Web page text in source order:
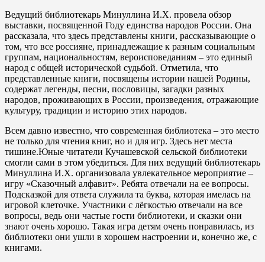
Ведущий библиотекарь Минуллина И.Х. провела обзор
выставки, посвященной Году единства народов России. Она
рассказала, что здесь представлены книги, рассказывающие о
том, что все россияне, принадлежащие к разным социальным
группам, национальностям, вероисповеданиям – это единый
народ с общей исторической судьбой. Отметила, что
представленные книги, посвящены истории нашей Родины,
содержат легенды, песни, пословицы, загадки разных
народов, проживающих в России, произведения, отражающие
культуру, традиции и историю этих народов.
Всем давно известно, что современная библиотека – это место
не только для чтения книг, но и для игр. Здесь нет места
тишине.Юные читатели Кучашевской сельской библиотеки
смогли сами в этом убедиться. Для них ведущий библиотекарь
Минуллина И.Х. организовала увлекательное мероприятие –
игру «Сказочный алфавит». Ребята отвечали на ее вопросы.
Подсказкой для ответа служила та буква, которая имелась на
игровой клеточке. Участники с лёгкостью отвечали на все
вопросы, ведь они частые гости библиотеки, и сказки они
знают очень хорошо. Такая игра детям очень понравилась, из
библиотеки они ушли в хорошем настроении и, конечно же, с
книгами.